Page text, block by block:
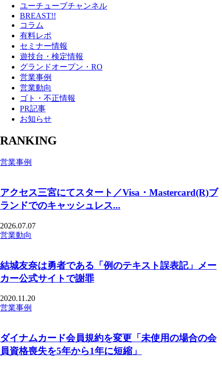
ユーチューブチャンネル
BREAST!!
コラム
有料レポ
セミナー情報
遊技台・検定情報
グランドオープン・RO
営業事例
営業動向
ゴト・不正情報
PR記事
お知らせ
RANKING
営業事例
アクセス三宮にてスタート／Visa・Mastercard(R)ブ
ランドでのキャッシュレス...
2026.07.07
営業動向
結城友奈は勇者である「例のテキスト誤表記」メー
カー公式サイトで謝罪
2020.11.20
営業事例
ダイナムカード会員規約を変更「未使用の場合の会
員資格喪失を5年から1年に短縮」